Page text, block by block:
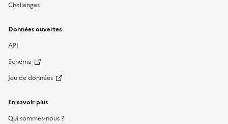
Challenges
Données ouvertes
API
Schéma
Jeu de données
En savoir plus
Qui sommes-nous ?